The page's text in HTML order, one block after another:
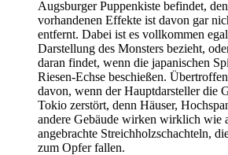
Augsburger Puppenkiste befindet,
vorhandenen Effekte ist davon gar
entfernt. Dabei ist es vollkommen
Darstellung des Monsters bezieht,
daran findet, wenn die japanischen
Riesen-Echse beschießen.
davon, wenn der Hauptdarsteller die
Tokio zerstört, denn Häuser,
andere Gebäude wirken wirklich wie
angebrachte Streichholzschachteln,
zum Opfer fallen.